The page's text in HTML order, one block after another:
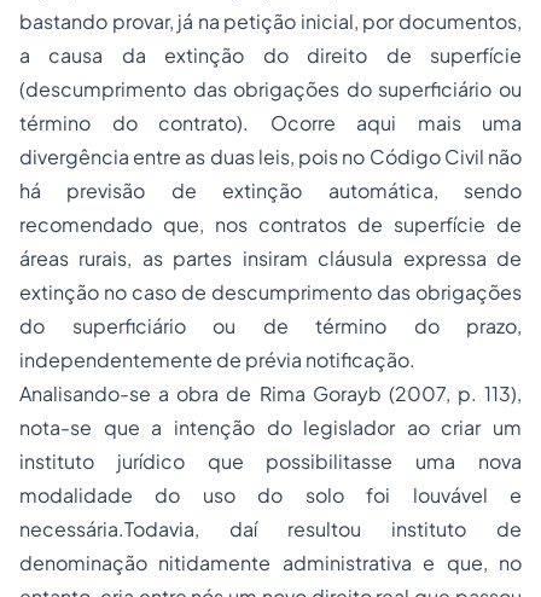
bastando provar, já na petição inicial, por documentos,
a causa da extinção do direito de superfície
(descumprimento das obrigações do superficiário ou
término do contrato). Ocorre aqui mais uma
divergência entre as duas leis, pois no Código Civil não
há previsão de extinção automática, sendo
recomendado que, nos contratos de superfície de
áreas rurais, as partes insiram cláusula expressa de
extinção no caso de descumprimento das obrigações
do superficiário ou de término do prazo,
independentemente de prévia notificação.
Analisando-se a obra de Rima Gorayb (2007, p. 113),
nota-se que a intenção do legislador ao criar um
instituto jurídico que possibilitasse uma nova
modalidade do uso do solo foi louvável e
necessária.Todavia, daí resultou instituto de
denominação nitidamente administrativa e que, no